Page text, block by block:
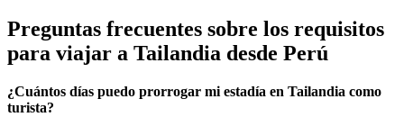
Preguntas frecuentes sobre los requisitos
para viajar a Tailandia desde Perú
¿Cuántos días puedo prorrogar mi estadía en Tailandia como
turista?